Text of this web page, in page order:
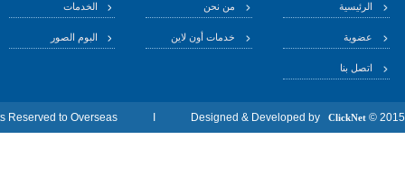
الرئيسية من نحن الخدمات
عضوية خدمات أون لاين البوم الصور
اتصل بنا
2015 © All Rights Reserved to Overseas I Designed & Developed by
ClickNet